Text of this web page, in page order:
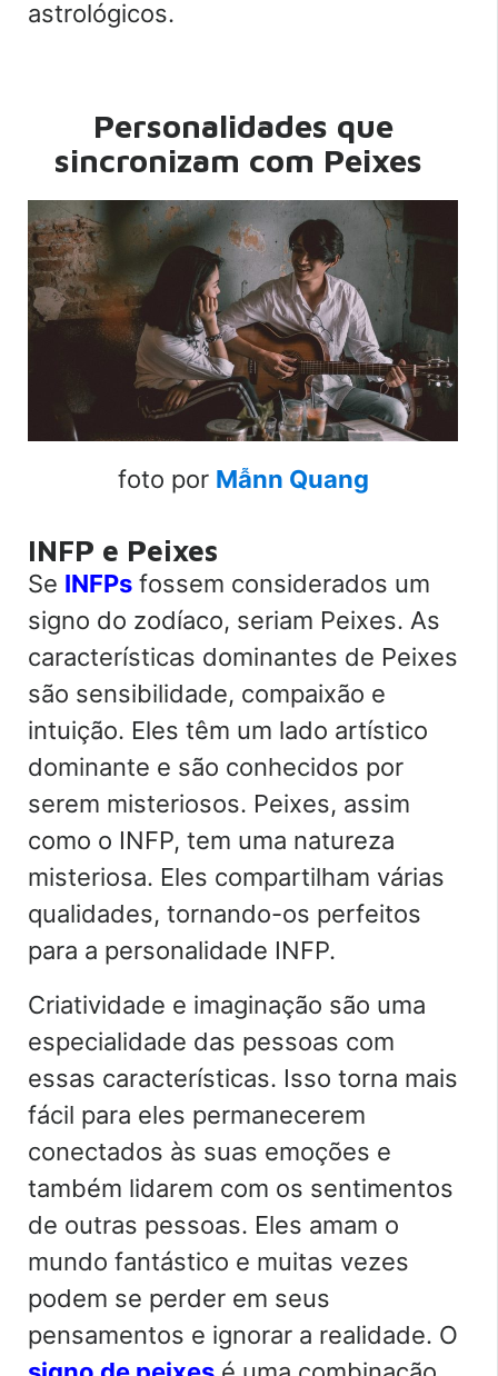
astrológicos.
Personalidades que
sincronizam com Peixes
foto por Mẫnn Quang
INFP e Peixes
Se INFPs fossem considerados um
signo do zodíaco, seriam Peixes. As
características dominantes de Peixes
são sensibilidade, compaixão e
intuição. Eles têm um lado artístico
dominante e são conhecidos por
serem misteriosos. Peixes, assim
como o INFP, tem uma natureza
misteriosa. Eles compartilham várias
qualidades, tornando-os perfeitos
para a personalidade INFP.
Criatividade e imaginação são uma
especialidade das pessoas com
essas características. Isso torna mais
fácil para eles permanecerem
conectados às suas emoções e
também lidarem com os sentimentos
de outras pessoas. Eles amam o
mundo fantástico e muitas vezes
podem se perder em seus
pensamentos e ignorar a realidade. O